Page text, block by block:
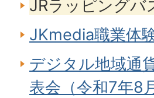
JRラッピングバ
JKmedia職業体
デジタル地域通
表会（令和7年8